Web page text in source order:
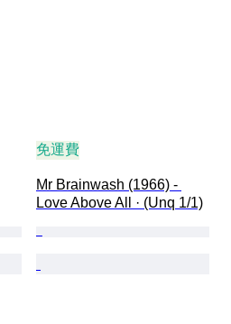
免運費
Mr Brainwash (1966) -
Love Above All · (Unq 1/1)